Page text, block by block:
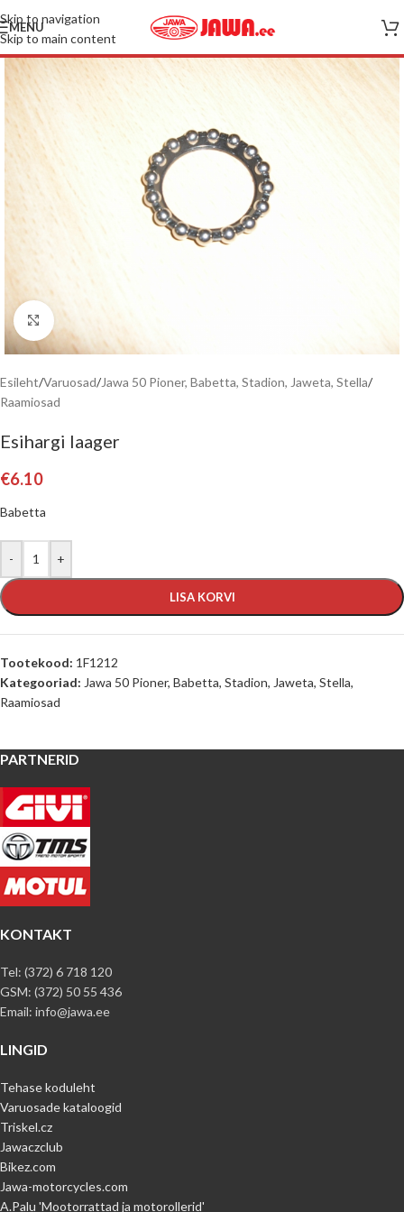
Skip to navigation
Skip to main content
MENU
Pilt suuremalt
Esileht/Varuosad/Jawa 50 Pioner, Babetta, Stadion, Jaweta, Stella/
Raamiosad
Esihargi laager
€6.10
Babetta
- +
LISA KORVI
Tootekood: 1F1212
Kategooriad: Jawa 50 Pioner, Babetta, Stadion, Jaweta, Stella,
Raamiosad
PARTNERID
KONTAKT
Tel: (372) 6 718 120
GSM: (372) 50 55 436
Email: info@jawa.ee
LINGID
Tehase koduleht
Varuosade kataloogid
Triskel.cz
Jawaczclub
Bikez.com
Jawa-motorcycles.com
A.Palu 'Mootorrattad ja motorollerid'